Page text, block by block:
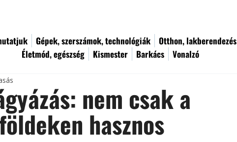
Gépek, szerszámok, technológiák Otthon, lakberendezés
Életmód, egészség
Kismester Barkács Vonalzó
nem csak a
hasznos